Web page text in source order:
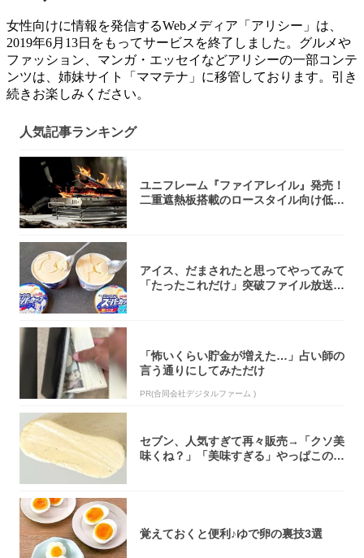
女性向けに情報を発信するWebメディア「アリシー」は、
2019年6月13日をもってサービスを終了しました。グルメや
ファッション、マンガ・エッセイなどアリシーの一部コンテ
ンツは、姉妹サイト「ママテナ」に移管しております。引き
続きお楽しみください。
人気記事ランキング
ユニフレーム『ファイアレイル』発売！
二重遮熱板搭載のロースタイル向け低型
アイス、だまされたと思ってやってみて
「たったこれだけ」突破ファイル放送で
「怖いくらい貯金が増えた…」占い師の
言う通りにしてみただけ
PR(合同会社デジタルファーム )
セブン、人気すぎて再々販売→「クソ美
味くね？」「美味すぎる」やっぱこのク
覚えておくと便利♪ゆで卵の裏技3選